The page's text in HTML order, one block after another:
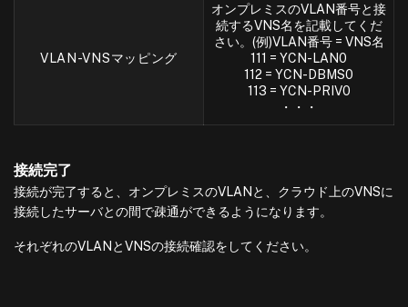
VLAN-VNSマッピング
オンプレミスのVLAN番号と接
続するVNS名を記載してくだ
さい。(例)VLAN番号 = VNS名
111 = YCN-LAN0
112 = YCN-DBMS0
113 = YCN-PRIV0
・・・
接続完了
接続が完了すると、オンプレミスのVLANと、クラウド上のVNSに
接続したサーバとの間で疎通ができるようになります。
それぞれのVLANとVNSの接続確認をしてください。